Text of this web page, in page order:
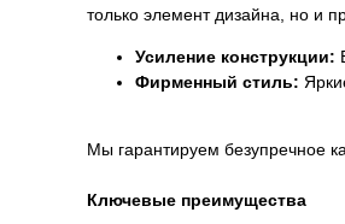
только элемент дизайна, но и
Усиление конструкции:
Фирменный стиль:
Мы гарантируем безупречное
Ключевые преимущества